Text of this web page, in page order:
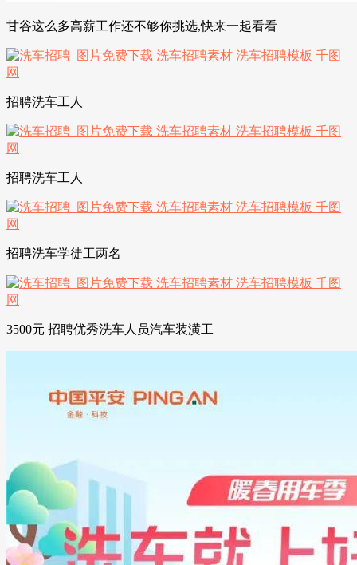
甘谷这么多高薪工作还不够你挑选,快来一起看看
招聘洗车工人
招聘洗车工人
招聘洗车学徒工两名
3500元 招聘优秀洗车人员汽车装潢工